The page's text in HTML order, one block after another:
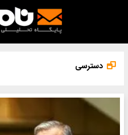
دسترسی